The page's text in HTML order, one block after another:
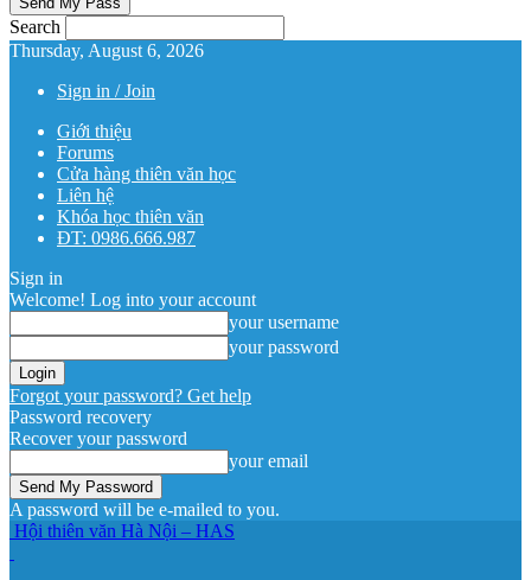
Search
Thursday, August 6, 2026
Sign in / Join
Giới thiệu
Forums
Cửa hàng thiên văn học
Liên hệ
Khóa học thiên văn
ĐT: 0986.666.987
Sign in
Welcome! Log into your account
your username
your password
Forgot your password? Get help
Password recovery
Recover your password
your email
A password will be e-mailed to you.
Hội thiên văn Hà Nội – HAS